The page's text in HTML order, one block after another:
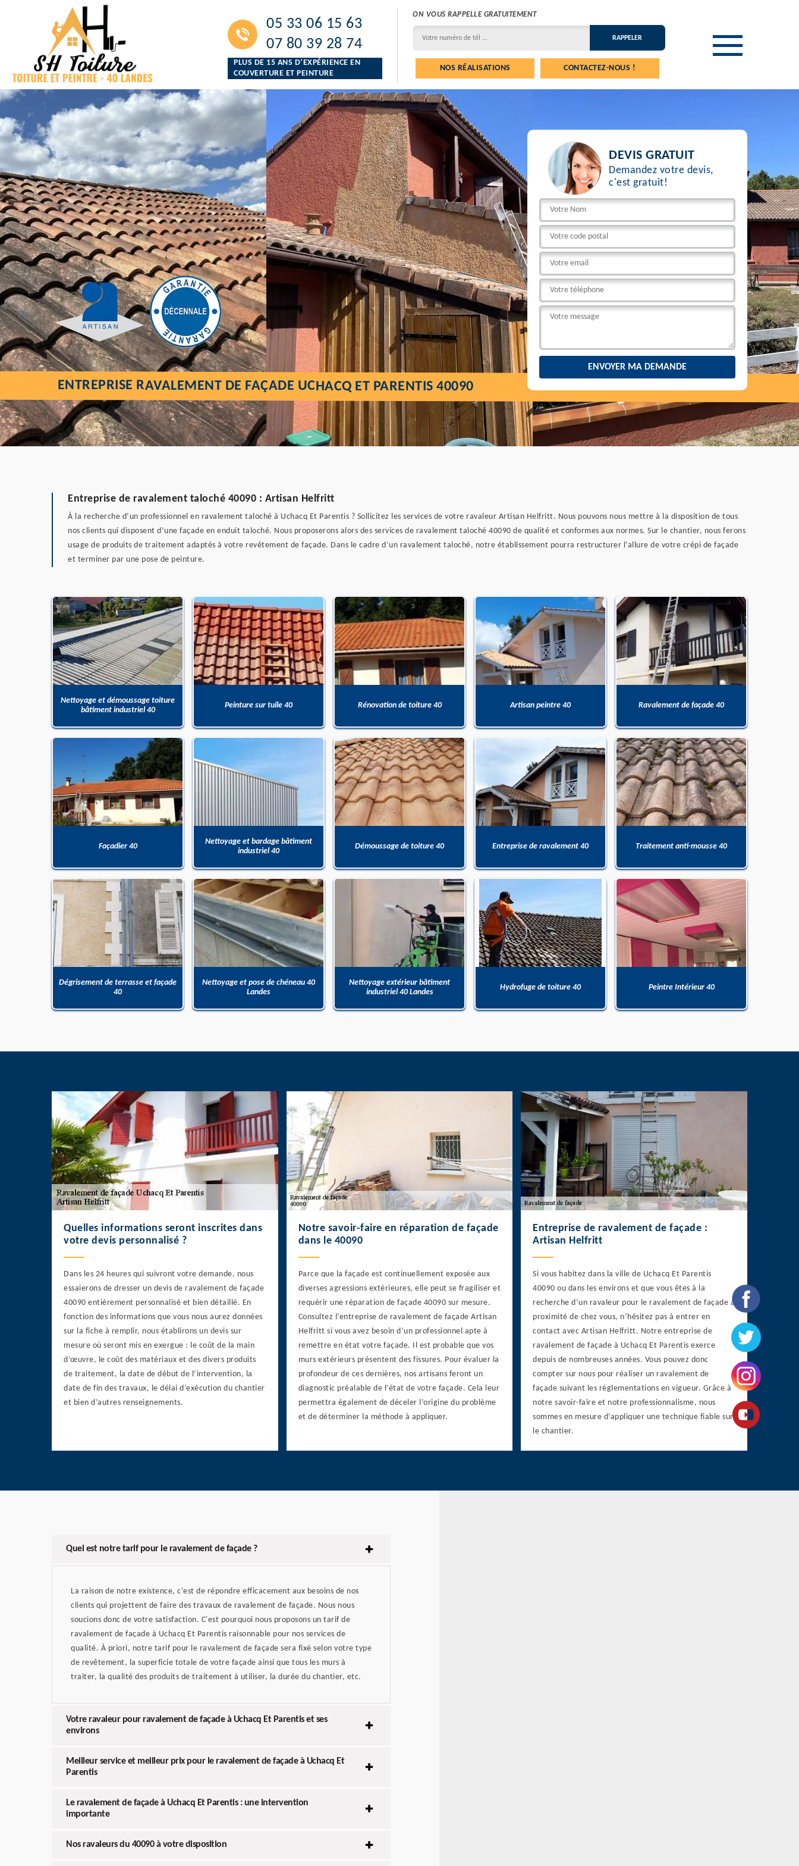
05 33 06 15 63
07 80 39 28 74
PLUS DE 15 ANS D’EXPÉRIENCE EN
COUVERTURE ET PEINTURE
ON VOUS RAPPELLE GRATUITEMENT
NOS RÉALISATIONS CONTACTEZ-NOUS !
DEVIS GRATUIT
Demandez votre devis,
c'est gratuit!
ENTREPRISE RAVALEMENT DE FAÇADE UCHACQ ET PARENTIS 40090
Entreprise de ravalement taloché 40090 : Artisan Helfritt
À la recherche d’un professionnel en ravalement taloché à Uchacq Et Parentis ? Sollicitez les services de votre ravaleur Artisan Helfritt. Nous pouvons nous mettre à la disposition de tous
nos clients qui disposent d’une façade en enduit taloché. Nous proposerons alors des services de ravalement taloché 40090 de qualité et conformes aux normes. Sur le chantier, nous ferons
usage de produits de traitement adaptés à votre revêtement de façade. Dans le cadre d’un ravalement taloché, notre établissement pourra restructurer l’allure de votre crépi de façade
et terminer par une pose de peinture.
Nettoyage et démoussage toiture
bâtiment industriel 40
Peinture sur tuile 40 Rénovation de toiture 40 Artisan peintre 40 Ravalement de façade 40
Façadier 40
Nettoyage et bardage bâtiment
industriel 40
Démoussage de toiture 40 Entreprise de ravalement 40 Traitement anti-mousse 40
Dégrisement de terrasse et façade
40
Nettoyage et pose de chéneau 40
Landes
Nettoyage extérieur bâtiment
industriel 40 Landes
Hydrofuge de toiture 40 Peintre Intérieur 40
Quelles informations seront inscrites dans
votre devis personnalisé ?
Dans les 24 heures qui suivront votre demande, nous
essaierons de dresser un devis de ravalement de façade
40090 entièrement personnalisé et bien détaillé. En
fonction des informations que vous nous aurez données
sur la fiche à remplir, nous établirons un devis sur
mesure où seront mis en exergue : le coût de la main
d’œuvre, le coût des matériaux et des divers produits
de traitement, la date de début de l’intervention, la
date de fin des travaux, le délai d’exécution du chantier
et bien d’autres renseignements.
Notre savoir-faire en réparation de façade
dans le 40090
Parce que la façade est continuellement exposée aux
diverses agressions extérieures, elle peut se fragiliser et
requérir une réparation de façade 40090 sur mesure.
Consultez l’entreprise de ravalement de façade Artisan
Helfritt si vous avez besoin d’un professionnel apte à
remettre en état votre façade. Il est probable que vos
murs extérieurs présentent des fissures. Pour évaluer la
profondeur de ces dernières, nos artisans feront un
diagnostic préalable de l’état de votre façade. Cela leur
permettra également de déceler l’origine du problème
et de déterminer la méthode à appliquer.
Entreprise de ravalement de façade :
Artisan Helfritt
Si vous habitez dans la ville de Uchacq Et Parentis
40090 ou dans les environs et que vous êtes à la
recherche d’un ravaleur pour le ravalement de façade à
proximité de chez vous, n’hésitez pas à entrer en
contact avec Artisan Helfritt. Notre entreprise de
ravalement de façade à Uchacq Et Parentis exerce
depuis de nombreuses années. Vous pouvez donc
compter sur nous pour réaliser un ravalement de
façade suivant les réglementations en vigueur. Grâce à
notre savoir-faire et notre professionnalisme, nous
sommes en mesure d’appliquer une technique fiable sur
le chantier.
Quel est notre tarif pour le ravalement de façade ?
La raison de notre existence, c'est de répondre efficacement aux besoins de nos
clients qui projettent de faire des travaux de ravalement de façade. Nous nous
soucions donc de votre satisfaction. C'est pourquoi nous proposons un tarif de
ravalement de façade à Uchacq Et Parentis raisonnable pour nos services de
qualité. À priori, notre tarif pour le ravalement de façade sera fixé selon votre type
de revêtement, la superficie totale de votre façade ainsi que tous les murs à
traiter, la qualité des produits de traitement à utiliser, la durée du chantier, etc.
Votre ravaleur pour ravalement de façade à Uchacq Et Parentis et ses
environs
Meilleur service et meilleur prix pour le ravalement de façade à Uchacq Et
Parentis
Le ravalement de façade à Uchacq Et Parentis : une intervention
importante
Nos ravaleurs du 40090 à votre disposition